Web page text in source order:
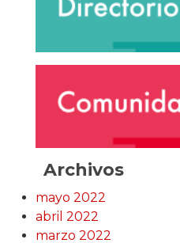
Archivos
mayo 2022
abril 2022
marzo 2022